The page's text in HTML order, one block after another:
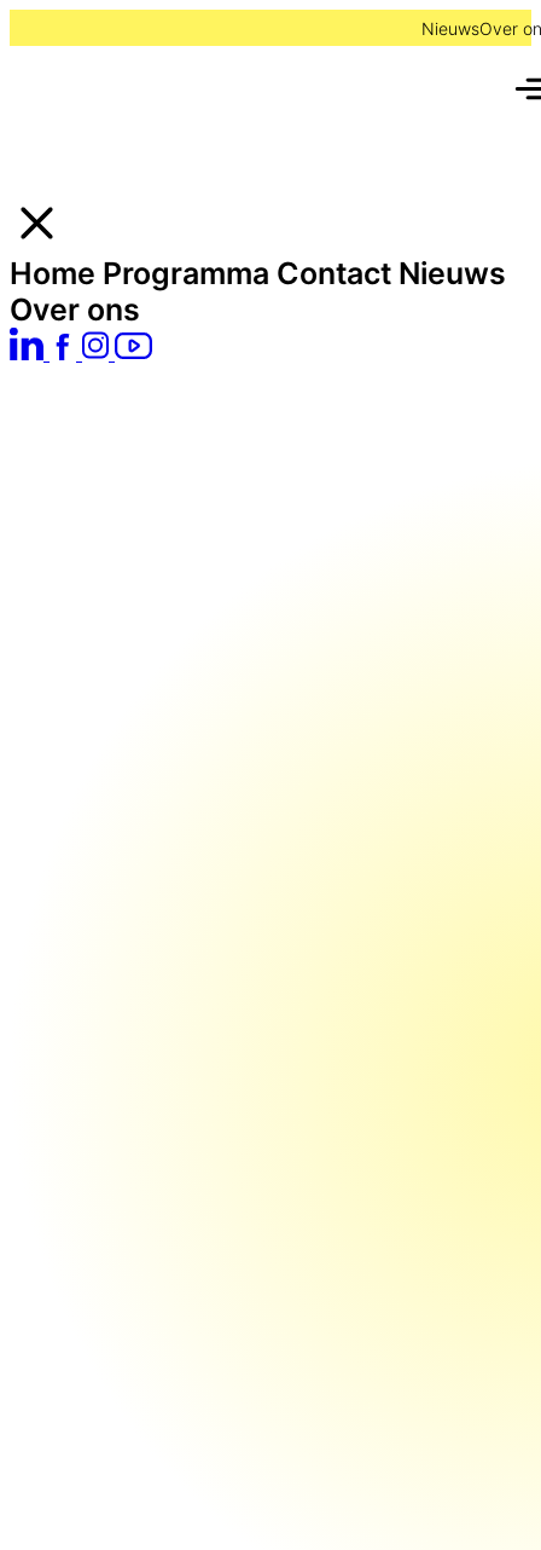
naar
NieuwsOver
Home Programma Contact Nieuws
Over ons